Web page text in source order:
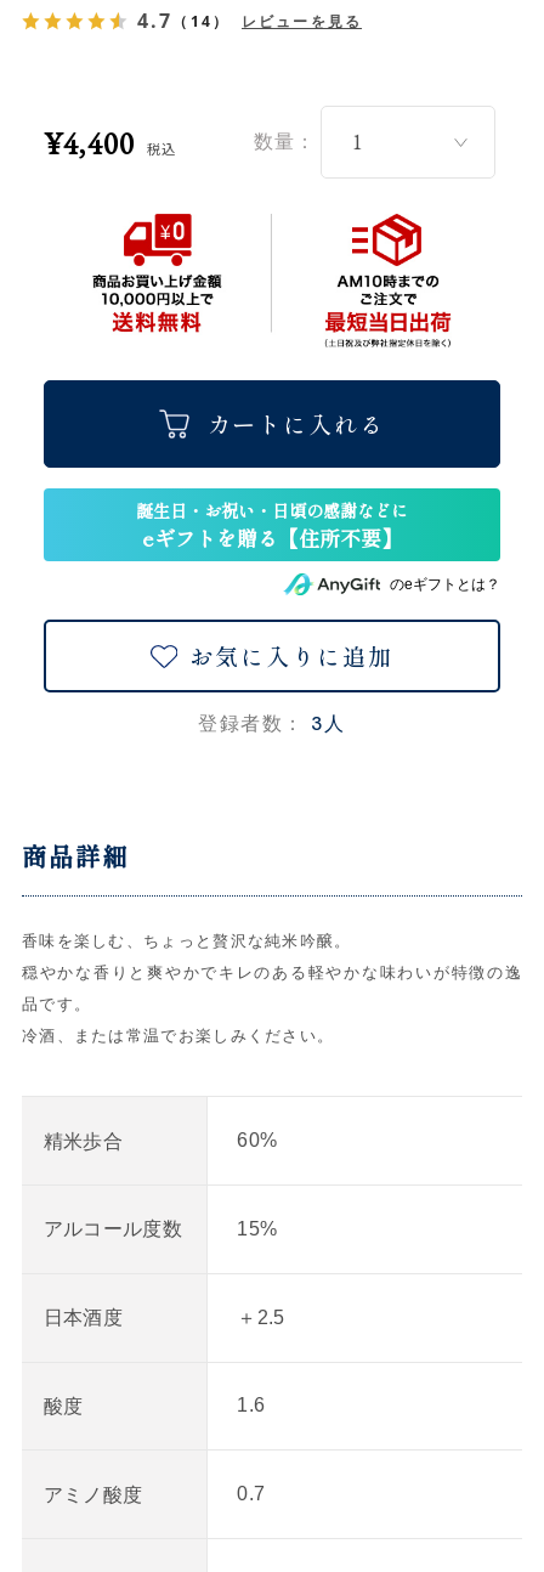
4.7 （14） レビューを見る
¥4,400 税込 数量：
カートに入れる
のeギフトとは？
お気に入りに追加
登録者数： 3人
商品詳細
香味を楽しむ、ちょっと贅沢な純米吟醸。
穏やかな香りと爽やかでキレのある軽やかな味わいが特徴の逸
品です。
冷酒、または常温でお楽しみください。
精米歩合 60%
アルコール度数 15%
日本酒度 ＋2.5
酸度 1.6
アミノ酸度 0.7